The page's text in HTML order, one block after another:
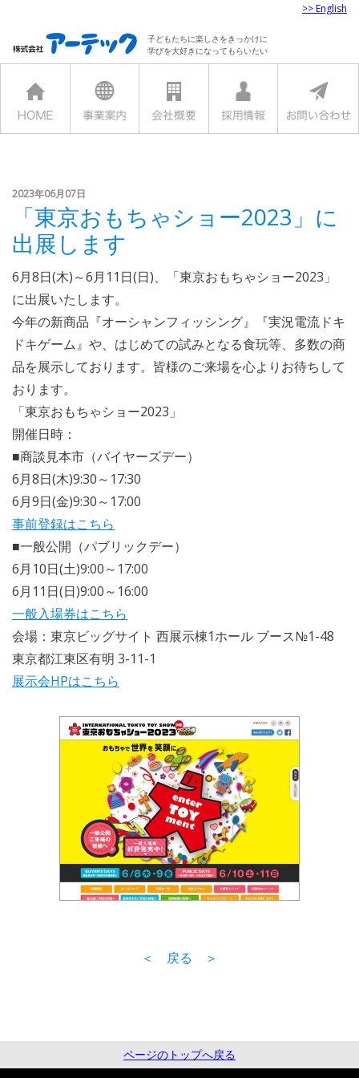
>> English
子どもたちに楽しさをきっかけに
学びを大好きになってもらいたい
2023年06月07日
「東京おもちゃショー2023」に
出展します
6月8日(木)～6月11日(日)、「東京おもちゃショー2023」
に出展いたします。
今年の新商品『オーシャンフィッシング』『実況電流ドキ
ドキゲーム』や、はじめての試みとなる食玩等、多数の商
品を展示しております。皆様のご来場を心よりお待ちして
おります。
「東京おもちゃショー2023」
開催日時：
■商談見本市（バイヤーズデー）
6月8日(木)9:30～17:30
6月9日(金)9:30～17:00
事前登録はこちら
■一般公開（パブリックデー）
6月10日(土)9:00～17:00
6月11日(日)9:00～16:00
一般入場券はこちら
会場：東京ビッグサイト 西展示棟1ホール ブース№1-48
東京都江東区有明 3-11-1
展示会HPはこちら
＜ 戻る ＞
ページのトップへ戻る